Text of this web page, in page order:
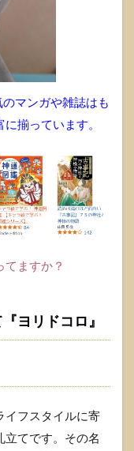
マンガや雑誌はも
揃っています。
てますか？
ヨリドコロ』
イフスタイルに寄
立てです。その名